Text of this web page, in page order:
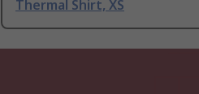
Thermal Shirt, XS